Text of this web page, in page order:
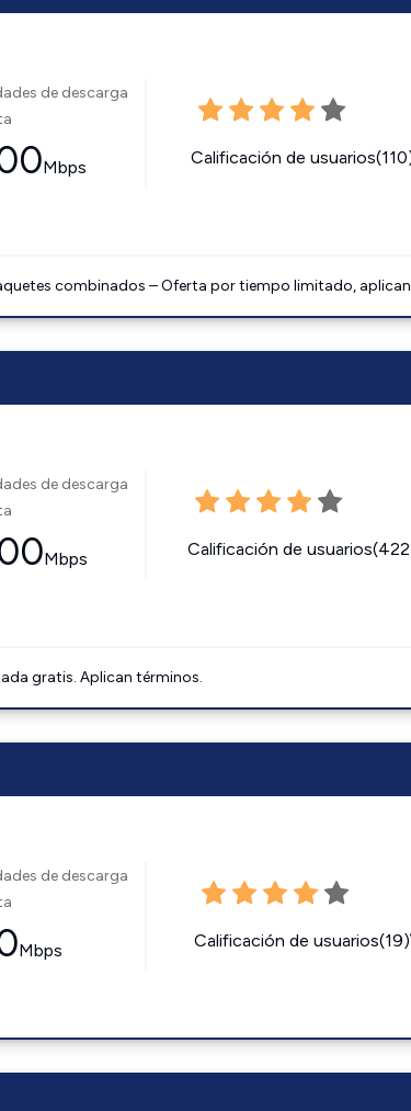
de descarga
Mbps Calificación de
combinados – Oferta por tiempo limitado,
de descarga
Mbps Calificación de
gratis. Aplican términos.
de descarga
Mbps Calificación de usuarios(19)